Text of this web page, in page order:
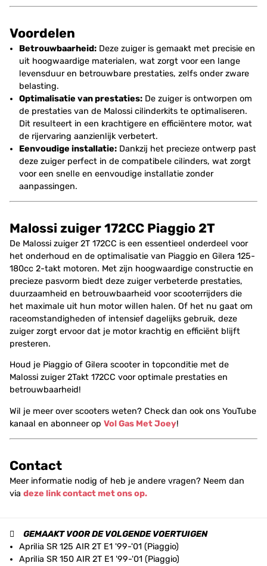
Voordelen
Betrouwbaarheid: Deze zuiger is gemaakt met precisie en
uit hoogwaardige materialen, wat zorgt voor een lange
levensduur en betrouwbare prestaties, zelfs onder zware
belasting.
Optimalisatie van prestaties: De zuiger is ontworpen om
de prestaties van de Malossi cilinderkits te optimaliseren.
Dit resulteert in een krachtigere en efficiëntere motor, wat
de rijervaring aanzienlijk verbetert.
Eenvoudige installatie: Dankzij het precieze ontwerp past
deze zuiger perfect in de compatibele cilinders, wat zorgt
voor een snelle en eenvoudige installatie zonder
aanpassingen.
Malossi zuiger 172CC Piaggio 2T
De Malossi zuiger 2T 172CC is een essentieel onderdeel voor
het onderhoud en de optimalisatie van Piaggio en Gilera 125-
180cc 2-takt motoren. Met zijn hoogwaardige constructie en
precieze pasvorm biedt deze zuiger verbeterde prestaties,
duurzaamheid en betrouwbaarheid voor scooterrijders die
het maximale uit hun motor willen halen. Of het nu gaat om
raceomstandigheden of intensief dagelijks gebruik, deze
zuiger zorgt ervoor dat je motor krachtig en efficiënt blijft
presteren.
Houd je Piaggio of Gilera scooter in topconditie met de
Malossi zuiger 2Takt 172CC voor optimale prestaties en
betrouwbaarheid!
Wil je meer over scooters weten? Check dan ook ons YouTube
kanaal en abonneer op Vol Gas Met Joey!
Contact
Meer informatie nodig of heb je andere vragen? Neem dan
via deze link contact met ons op.
GEMAAKT VOOR DE VOLGENDE VOERTUIGEN
Aprilia SR 125 AIR 2T E1 '99-'01 (Piaggio)
Aprilia SR 150 AIR 2T E1 '99-'01 (Piaggio)